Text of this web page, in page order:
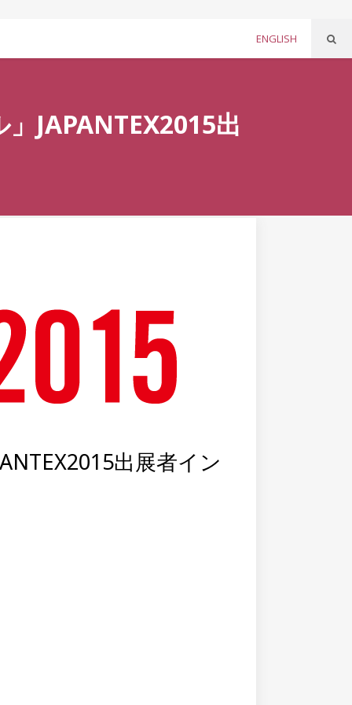
ENGLISH
JAPANTEX2015出
出展者イン